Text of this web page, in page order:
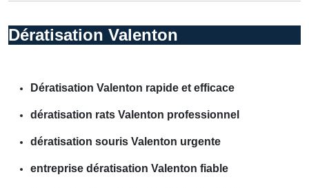
Dératisation Valenton
Dératisation Valenton rapide et efficace
dératisation rats Valenton professionnel
dératisation souris Valenton urgente
entreprise dératisation Valenton fiable